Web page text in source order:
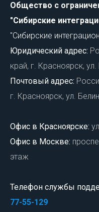
Общество с
"Сибирские
"Сибирские
Юридический адрес:
край, г. Красноярск,
Почтовый адрес:
г. Красноярск, ул.
Офис в Красноярске:
Офис в Москве:
этаж
Телефон службы
77-55-129